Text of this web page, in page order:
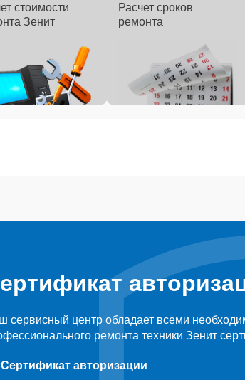
стоимости
Зенит
Расчет сроков
ремонта
сервисный центр обладает всеми
ремонта техники Зенит
Сертификат авторизации